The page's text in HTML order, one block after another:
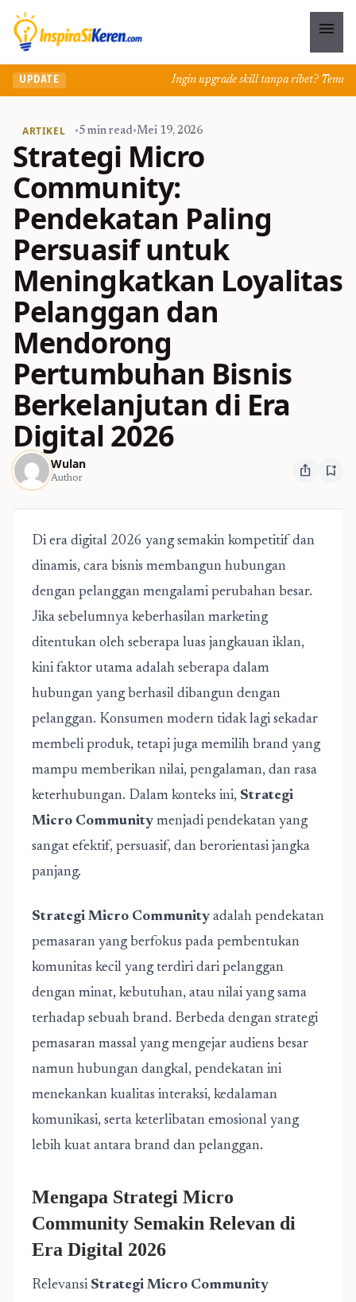
menu
UPDATE Ingin upgrade skill tanpa ribet? Temukan
ARTIKEL •5 min read•Mei 19, 2026
Strategi Micro
Community:
Pendekatan Paling
Persuasif untuk
Meningkatkan Loyalitas
Pelanggan dan
Mendorong
Pertumbuhan Bisnis
Berkelanjutan di Era
Digital 2026
Wulan
Author ios_share bookmark_add
Di era digital 2026 yang semakin kompetitif dan
dinamis, cara bisnis membangun hubungan
dengan pelanggan mengalami perubahan besar.
Jika sebelumnya keberhasilan marketing
ditentukan oleh seberapa luas jangkauan iklan,
kini faktor utama adalah seberapa dalam
hubungan yang berhasil dibangun dengan
pelanggan. Konsumen modern tidak lagi sekadar
membeli produk, tetapi juga memilih brand yang
mampu memberikan nilai, pengalaman, dan rasa
keterhubungan. Dalam konteks ini, Strategi
Micro Community menjadi pendekatan yang
sangat efektif, persuasif, dan berorientasi jangka
panjang.
Strategi Micro Community adalah pendekatan
pemasaran yang berfokus pada pembentukan
komunitas kecil yang terdiri dari pelanggan
dengan minat, kebutuhan, atau nilai yang sama
terhadap sebuah brand. Berbeda dengan strategi
pemasaran massal yang mengejar audiens besar
namun hubungan dangkal, pendekatan ini
menekankan kualitas interaksi, kedalaman
komunikasi, serta keterlibatan emosional yang
lebih kuat antara brand dan pelanggan.
Mengapa Strategi Micro
Community Semakin Relevan di
Era Digital 2026
Relevansi Strategi Micro Community